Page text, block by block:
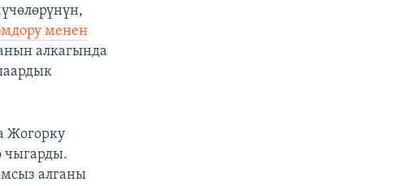
менен
алкагында
Жогорку
чыгарды.
алганы